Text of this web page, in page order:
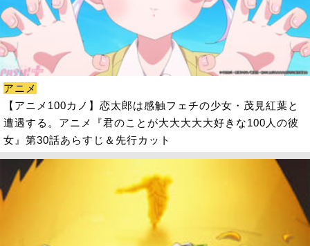
アニメ
【アニメ100カノ】恋太郎は感触フェチの少女・茂見紅葉と
遭遇する。アニメ『君のことが大大大大大好きな100人の彼
女』第30話あらすじ＆先行カット